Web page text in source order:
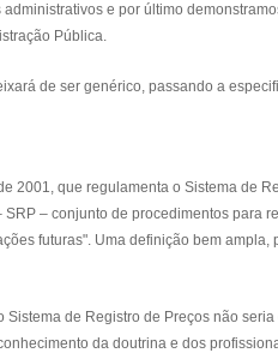
e por último
Pública.
de ser genérico, passando a
2001, que regulamenta o Sistema de
– conjunto de procedimentos para
futuras". Uma definição bem
de Registro de Preços não
da doutrina e dos